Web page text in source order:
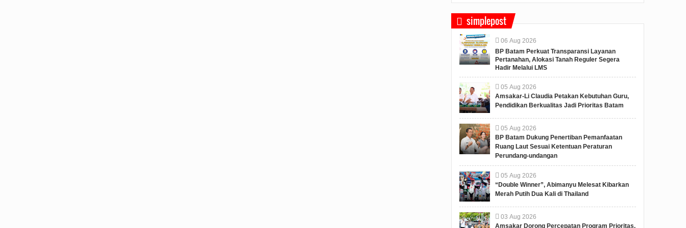
simplepost
06 Aug 2026
BP Batam Perkuat Transparansi Layanan
Pertanahan, Alokasi Tanah Reguler Segera
Hadir Melalui LMS
05 Aug 2026
Amsakar-Li Claudia Petakan Kebutuhan Guru,
Pendidikan Berkualitas Jadi Prioritas Batam
05 Aug 2026
BP Batam Dukung Penertiban Pemanfaatan
Ruang Laut Sesuai Ketentuan Peraturan
Perundang-undangan
05 Aug 2026
“Double Winner”, Abimanyu Melesat Kibarkan
Merah Putih Dua Kali di Thailand
03 Aug 2026
Amsakar Dorong Percepatan Program Prioritas,